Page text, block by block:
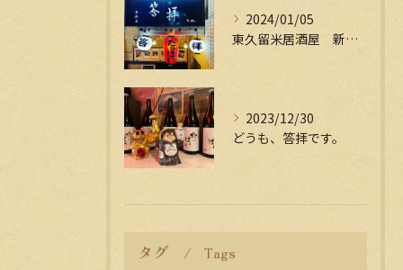
2024/01/05
東久留米居酒屋 新年会受付中
2023/12/30
どうも、答拝です。
タグ Tags